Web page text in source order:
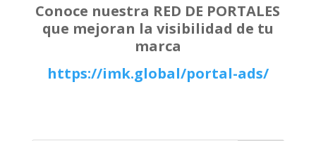
Conoce nuestra RED DE PORTALES
que mejoran la visibilidad de tu
marca
https://imk.global/portal-ads/